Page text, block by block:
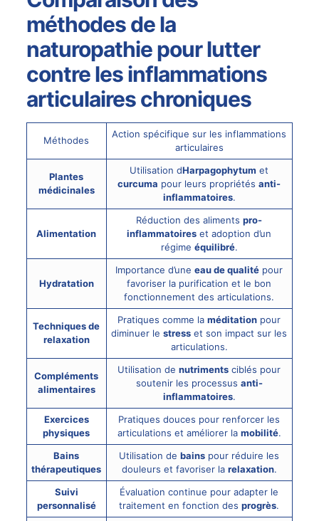
méthodes de la
naturopathie pour lutter
contre les inflammations
articulaires chroniques
Méthodes
Action spécifique sur les inflammations
articulaires
Plantes
médicinales
Utilisation dHarpagophytum et
curcuma pour leurs propriétésanti-
inflammatoires.
Alimentation
Réduction des alimentspro-
inflammatoires et adoption d’un
régime équilibré.
Hydratation
Importance d’uneeau de qualité pour
favoriser la purification et le bon
fonctionnement des articulations.
Techniques de
relaxation
Pratiques comme laméditation pour
diminuer lestress et son impact sur les
articulations.
Compléments
alimentaires
Utilisation denutriments ciblés pour
soutenir les processus anti-
inflammatoires.
Exercices
physiques
Pratiques douces pour renforcer les
articulations et améliorer la mobilité.
Bains
thérapeutiques
Utilisation debains pour réduire les
douleurs et favoriser la relaxation.
Suivi
personnalisé
Évaluation continue pour adapter le
traitement en fonction desprogrès.